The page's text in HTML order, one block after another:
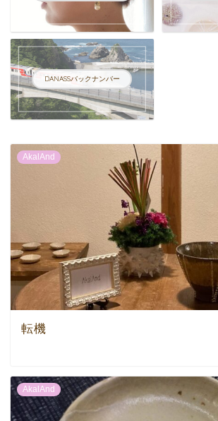
DANASSバックナンバー
AkalAnd
転機
AkalAnd